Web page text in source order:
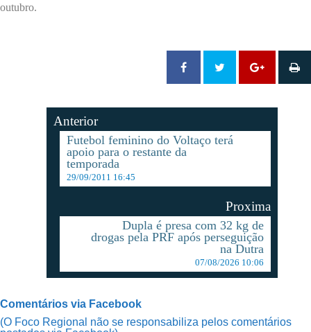
outubro.
Anterior
Futebol feminino do Voltaço terá
apoio para o restante da
temporada
29/09/2011 16:45
Proxima
Dupla é presa com 32 kg de
drogas pela PRF após perseguição
na Dutra
07/08/2026 10:06
Comentários via Facebook
(O Foco Regional não se responsabiliza pelos comentários